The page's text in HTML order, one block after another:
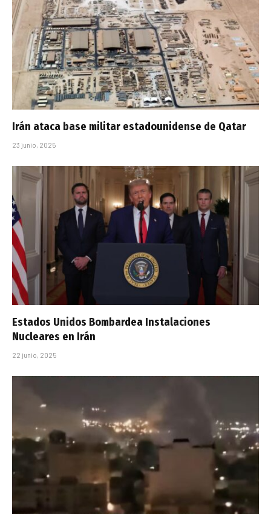
Irán ataca base militar estadounidense de Qatar
23 junio, 2025
Estados Unidos Bombardea Instalaciones
Nucleares en Irán
22 junio, 2025